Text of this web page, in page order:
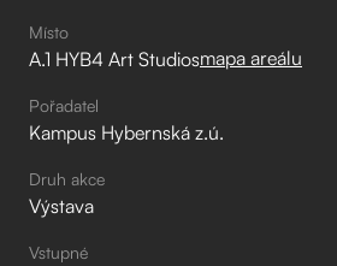
Místo
A.1 HYB4 Art Studiosmapa areálu
Pořadatel
Kampus Hybernská z.ú.
Druh akce
Výstava
Vstupné